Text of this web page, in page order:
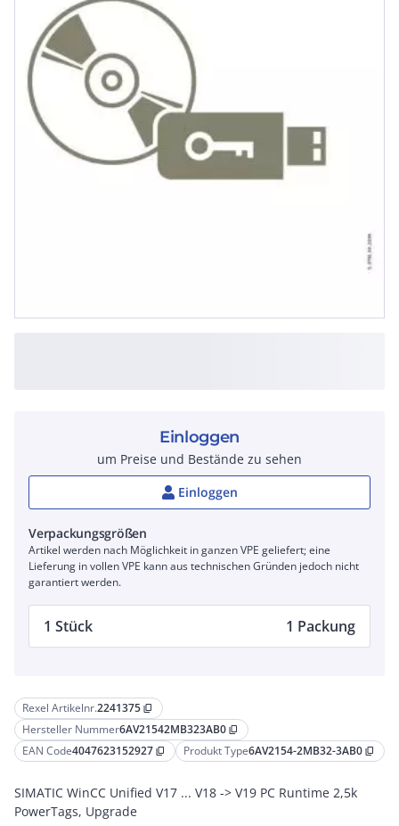
Rexel Artikelnr.2241375 content_copy
Hersteller Nummer6AV21542MB323AB0 content_copy
EAN Code4047623152927 content_copy Produkt Type6AV2154-2MB32-3AB0 content_copy
SIMATIC WinCC Unified V17 ... V18 -> V19 PC Runtime 2,5k
PowerTags, Upgrade
Einloggen
um Preise und Bestände zu sehen
Einloggen
Verpackungsgrößen
Artikel werden nach Möglichkeit in ganzen VPE geliefert; eine
Lieferung in vollen VPE kann aus technischen Gründen jedoch nicht
garantiert werden.
1 Stück 1 Packung